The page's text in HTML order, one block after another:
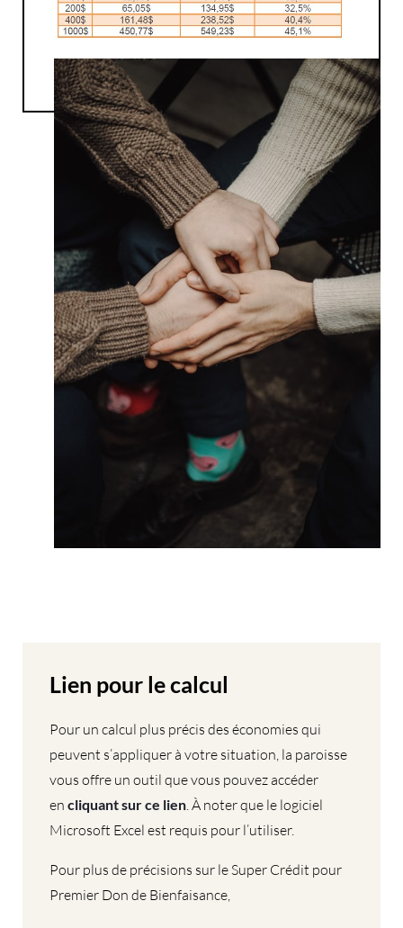
Lien pour le calcul
Pour un calcul plus précis des économies qui
peuvent s’appliquer à votre situation, la paroisse
vous offre un outil que vous pouvez accéder
en cliquant sur ce lien. À noter que le logiciel
Microsoft Excel est requis pour l’utiliser.
Pour plus de précisions sur le Super Crédit pour
Premier Don de Bienfaisance,